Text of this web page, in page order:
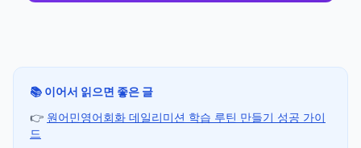
📚 이어서 읽으면 좋은 글
👉 원어민영어회화 데일리미션 학습 루틴 만들기 성공 가이
드